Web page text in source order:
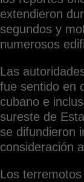
extendieron
segundos y
numerosos
Las
fue sentido en
cubano e
sureste de
se difundieron
consideración
Los